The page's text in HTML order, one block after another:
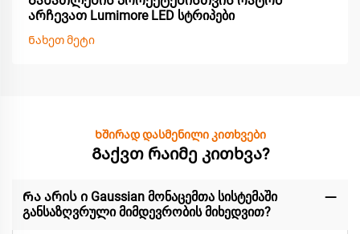
არჩევათ Lumimore LED სტრიპები
Ნახეთ მეტი
Ხშირად დასმენილი კითხვები
Გაქვთ რაიმე კითხვა?
Რა არის ი Gaussian მონაცემთა სისტემაში
განსაზღვრული მიმდევრობის მიხედვით?